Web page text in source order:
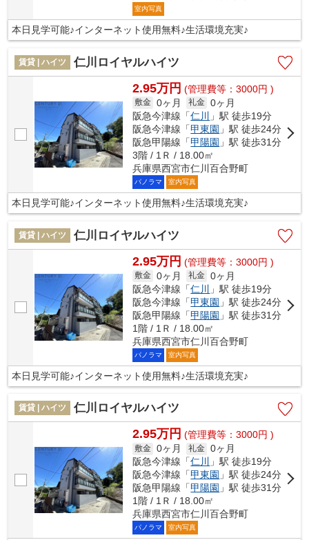
室内写真
本日見学可能♪インターネット使用無料♪生活環境充実♪
賃貸 | ハイツ 仁川ロイヤルハイツ
2.95万円 (管理費等：3000円 )
敷金 0ヶ月 礼金 0ヶ月
阪急今津線「仁川
」駅 徒歩19分
阪急今津線「甲東園 」駅 徒歩24分
阪急甲陽線「甲陽園 」駅 徒歩31分
3階 / 1Ｒ / 18.00㎡
兵庫県西宮市仁川百合野町
パノラマ 室内写真
本日見学可能♪インターネット使用無料♪生活環境充実♪
賃貸 | ハイツ 仁川ロイヤルハイツ
2.95万円 (管理費等：3000円 )
敷金 0ヶ月 礼金 0ヶ月
阪急今津線「仁川 」駅 徒歩19分
阪急今津線「甲東園 」駅 徒歩24分
阪急甲陽線「甲陽園 」駅 徒歩31分
1階 / 1Ｒ / 18.00㎡
兵庫県西宮市仁川百合野町
パノラマ 室内写真
本日見学可能♪インターネット使用無料♪生活環境充実♪
賃貸 | ハイツ 仁川ロイヤルハイツ
2.95万円 (管理費等：3000円 )
敷金 0ヶ月 礼金 0ヶ月
阪急今津線「仁川
」駅 徒歩19分
阪急今津線「甲東園 」駅 徒歩24分
阪急甲陽線「甲陽園 」駅 徒歩31分
1階 / 1Ｒ / 18.00㎡
兵庫県西宮市仁川百合野町
パノラマ 室内写真